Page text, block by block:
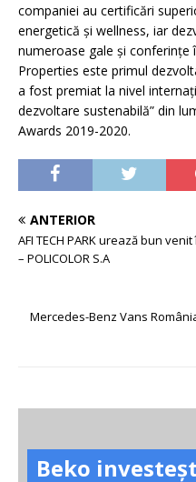
companiei au certificări
energetică și wellness, iar
numeroase gale și conferințe
Properties este primul
a fost premiat la nivel
dezvoltare sustenabilă” din
Awards 2019-2020.
ANTERIOR
AFI TECH PARK urează bun
– POLICOLOR S.A
Mercedes-Benz Vans
Beko